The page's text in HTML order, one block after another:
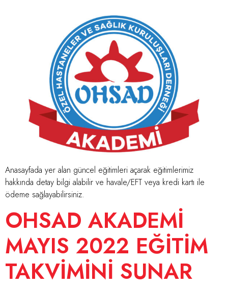
Anasayfada yer alan güncel eğitimleri açarak eğitimlerimiz
hakkında detay bilgi alabilir ve havale/EFT veya kredi kartı ile
ödeme sağlayabilirsiniz.
OHSAD AKADEMİ
MAYIS 2022 EĞİTİM
TAKVİMİNİ SUNAR